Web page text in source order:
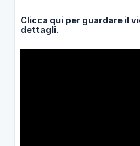
Clicca qui per guardare il
dettagli.